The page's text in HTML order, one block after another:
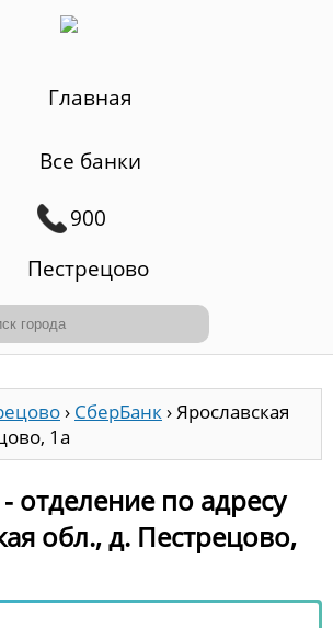
Главная
Все банки
900
Пестрецово
› СберБанк›Ярославская
1а
отделение по адресу
обл., д. Пестрецово,